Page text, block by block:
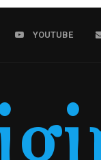
YOUTUBE